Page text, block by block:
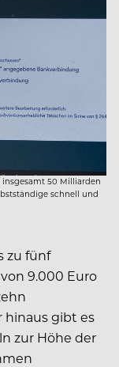
50 Milliarden
schnell und
zu fünf
9.000 Euro
hinaus gibt es
zur Höhe der